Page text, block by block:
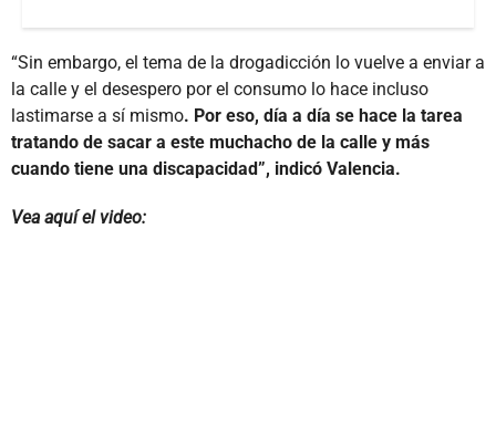
“Sin embargo, el tema de la drogadicción lo vuelve a enviar a
la calle y el desespero por el consumo lo hace incluso
lastimarse a sí mismo. Por eso, día a día se hace la tarea
tratando de sacar a este muchacho de la calle y más
cuando tiene una discapacidad”, indicó Valencia.
Vea aquí el video: